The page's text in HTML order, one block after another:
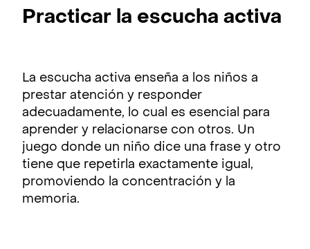
Practicar la escucha activa
La escucha activa enseña a los niños a
prestar atención y responder
adecuadamente, lo cual es esencial para
aprender y relacionarse con otros. Un
juego donde un niño dice una frase y otro
tiene que repetirla exactamente igual,
promoviendo la concentración y la
memoria.